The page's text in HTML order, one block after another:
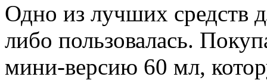
Одно из лучших средств
либо пользовалась.
мини-версию 60 мл,